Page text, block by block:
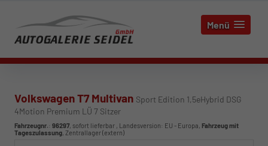
Menü
Volkswagen T7 Multivan Sport Edition 1,5eHybrid DSG
4Motion Premium LÜ 7 Sitzer
Fahrzeugnr.: 96297, sofort lieferbar , Landesversion: EU - Europa, Fahrzeug mit
Tageszulassung, Zentrallager (extern)